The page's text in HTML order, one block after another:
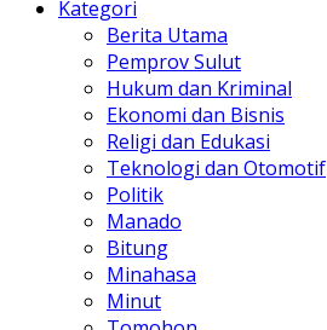
Kategori
Berita Utama
Pemprov Sulut
Hukum dan Kriminal
Ekonomi dan Bisnis
Religi dan Edukasi
Teknologi dan Otomotif
Politik
Manado
Bitung
Minahasa
Minut